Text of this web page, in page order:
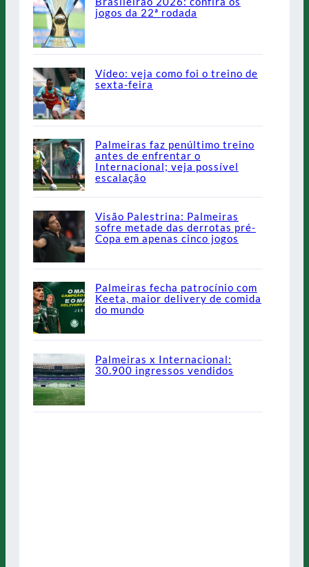
jogos da 22ª rodada
Vídeo: veja como foi o treino de
sexta-feira
Palmeiras faz penúltimo treino
antes de enfrentar o
Internacional; veja possível
escalação
Visão Palestrina: Palmeiras
sofre metade das derrotas pré-
Copa em apenas cinco jogos
Palmeiras fecha patrocínio com
Keeta, maior delivery de comida
do mundo
Palmeiras x Internacional:
30.900 ingressos vendidos